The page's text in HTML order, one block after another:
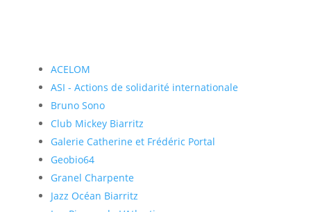
ACELOM
ASI - Actions de solidarité internationale
Bruno Sono
Club Mickey Biarritz
Galerie Catherine et Frédéric Portal
Geobio64
Granel Charpente
Jazz Océan Biarritz